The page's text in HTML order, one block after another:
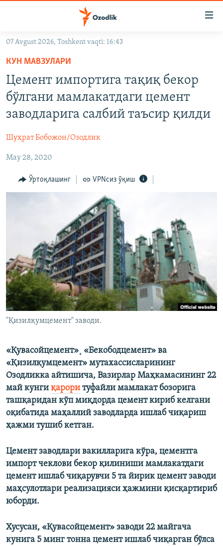
Асосий
навигацияга
ўтинг
Қидиришга
ўтинг
OZODARXIV
На русском
ИЖТИМОИЙ ТАРМОҚЛАР
Озодлик бошқа тилларда
07 Avgust 2026, Toshkent vaqti: 16:43
КУН МАВЗУЛАРИ
Цемент импортига тақиқ бекор
бўлгани мамлакатдаги цемент
заводларига салбий таъсир қилди
Шуҳрат Бобожон/Озодлик
May 28, 2020
Ўртоқлашинг VPNсиз ўқиш
"Қизилқумцемент" заводи.
«Қувасойцемент»¸ «Бекободцемент» ва
«Қизилқумцемент» мутахассисларининг
Озодликка айтишича, Вазирлар Маҳкамасининг 22
май кунги қарори туфайли мамлакат бозорига
ташқаридан кўп миқдорда цемент кириб келгани
оқибатида маҳаллий заводларда ишлаб чиқариш
ҳажми тушиб кетган.
Цемент заводлари вакилларига кўра, цементга
импорт чеклови бекор қилиниши мамлакатдаги
цемент ишлаб чиқарувчи 5 та йирик цемент заводи
маҳсулотлари реализацияси ҳажмини қисқартириб
юборди.
Хусусан, «Қувасойцемент» заводи 22 майгача
кунига 5 минг тонна цемент ишлаб чиқарган бўлса